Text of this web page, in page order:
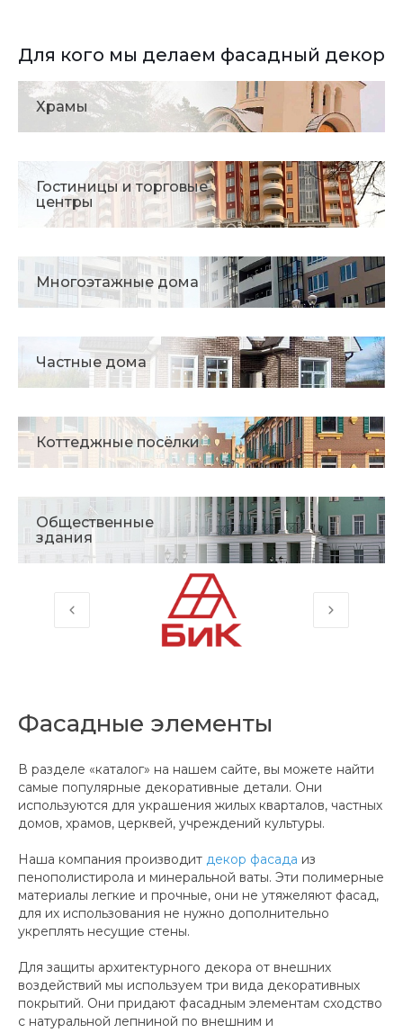
Для кого мы делаем фасадный декор
Храмы
Гостиницы и торговые
центры
Многоэтажные дома
Частные дома
Коттеджные посёлки
Общественные
здания
Фасадные элементы
В разделе «каталог» на нашем сайте, вы можете найти
самые популярные декоративные детали. Они
используются для украшения жилых кварталов, частных
домов, храмов, церквей, учреждений культуры.
Наша компания производит декор фасада из
пенополистирола и минеральной ваты. Эти полимерные
материалы легкие и прочные, они не утяжеляют фасад,
для их использования не нужно дополнительно
укреплять несущие стены.
Для защиты архитектурного декора от внешних
воздействий мы используем три вида декоративных
покрытий. Они придают фасадным элементам сходство
с натуральной лепниной по внешним и